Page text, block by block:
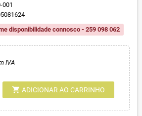
001
disponibilidade connosco - 259 098 062
IVA
shopping_cart ADICIONAR AO CARRINHO